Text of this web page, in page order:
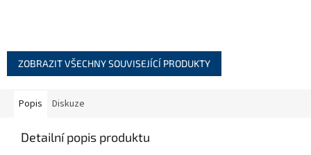
ZOBRAZIT VŠECHNY SOUVISEJÍCÍ PRODUKTY
Popis Diskuze
Detailní popis produktu